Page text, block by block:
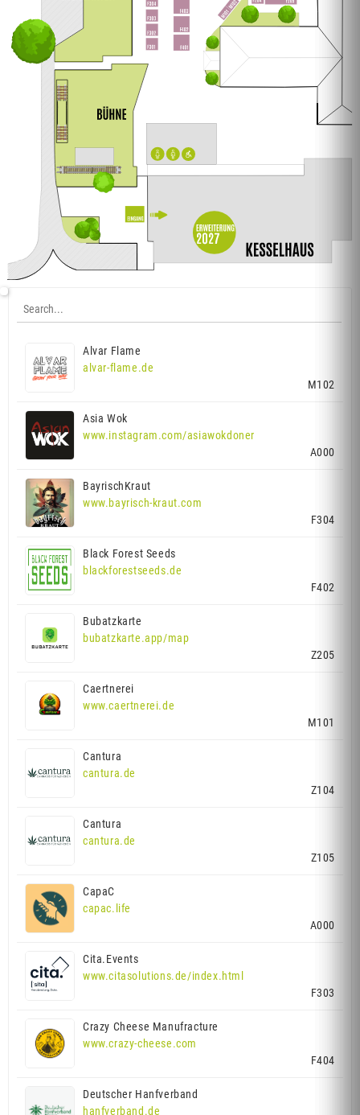
Alvar Flame
alvar-flame.de
M102
Asia Wok
www.instagram.com/asiawokdoner
A000
BayrischKraut
www.bayrisch-kraut.com
F304
Black Forest Seeds
blackforestseeds.de
F402
Bubatzkarte
bubatzkarte.app/map
Z205
Caertnerei
www.caertnerei.de
M101
Cantura
cantura.de
Z104
Cantura
cantura.de
Z105
CapaC
capac.life
A000
Cita.Events
www.citasolutions.de/index.html
F303
Crazy Cheese Manufracture
www.crazy-cheese.com
F404
Deutscher Hanfverband
hanfverband.de